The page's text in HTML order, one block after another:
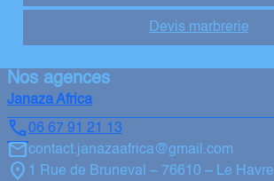
Devis marbrerie
Nos agences
Janaza Africa
06 67 91 21 13
contact.janazaafrica@gmail.com
1 Rue de Bruneval – 76610 – Le Havre